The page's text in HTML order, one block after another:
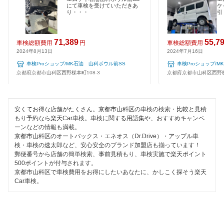
1日車検
夜間受付
整備保証
1級整備士在籍
にて車検を受けていただきあ
り・・・
車検総額費用 71,389 円
2024年8月13日
車検Proショップ/MK石油 山科ボウル前SS
京都府京都市山科区西野楳本町108-3
ケ
引
車検総額費用
2024年7月16日
車検Proショップ/
京都府京都市山科区西野
安くてお得な店舗がたくさん。京都市山科区の車検の検索・比較と見積
もり予約なら楽天Car車検。車検に関する用語集や、おすすめキャンペ
ーンなどの情報も満載。
京都市山科区のオートバックス・エネオス（Dr.Drive）・アップル車
検・車検の速太郎など、安心安全のブランド加盟店も揃っています！
郵便番号から店舗の簡単検索、事前見積もり、車検実施で楽天ポイント
500ポイントが付与されます。
京都市山科区で車検費用をお得にしたいあなたに、かしこく探そう楽天
Car車検。